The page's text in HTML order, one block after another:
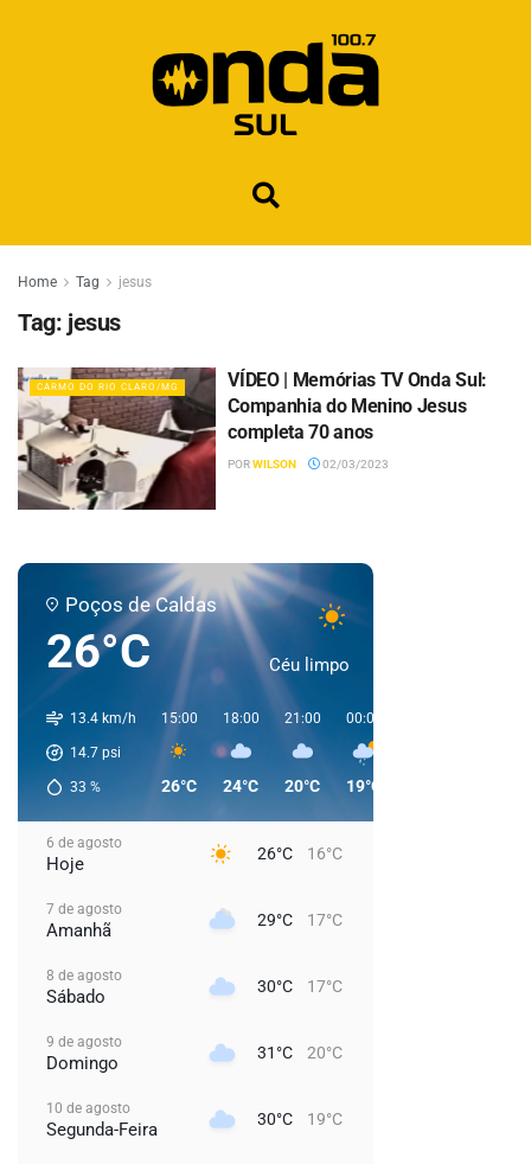
Home Tag jesus
Tag: jesus
CARMO DO RIO CLARO/MG
VÍDEO | Memórias TV Onda Sul:
Companhia do Menino Jesus
completa 70 anos
PORWILSON 02/03/2023
Poços de Caldas
26°C Céu limpo
13.4 km/h
14.7 psi
33 %
15:00
26°C
18:00
24°C
21:00
20°C
00:00
19°C
6 de agosto
Hoje 26°C 16°C
7 de agosto
Amanhã 29°C 17°C
8 de agosto
Sábado 30°C 17°C
9 de agosto
Domingo 31°C 20°C
10 de agosto
Segunda-Feira 30°C 19°C